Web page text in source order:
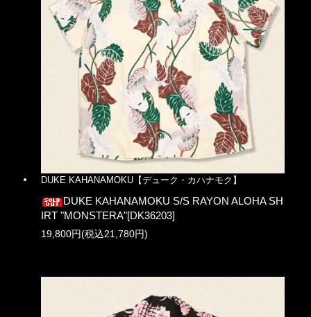
DUKE KAHANAMOKU【デューク・カハナモク】
DUKE KAHANAMOKU S/S RAYON ALOHA SH
IRT "MONSTERA"[DK36203]
19,800円(税込21,780円)